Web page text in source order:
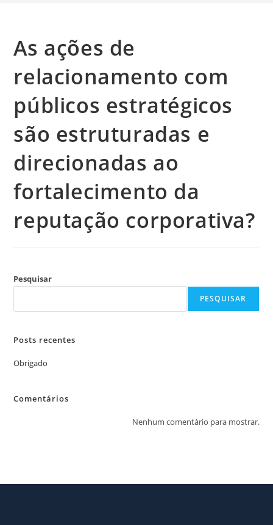
As ações de
relacionamento com
públicos estratégicos
são estruturadas e
direcionadas ao
fortalecimento da
reputação corporativa?
Pesquisar
PESQUISAR
Posts recentes
Obrigado
Comentários
Nenhum comentário para mostrar.